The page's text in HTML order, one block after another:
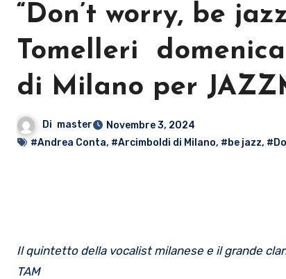
“Don’t worry, be
Tomelleri
di Milano per
Di master
Novembre 3, 2024
#Andrea Conta, #Arcimboldi di Milano, #be jazz,
Il quintetto della vocalist milanese e il grande
TAM